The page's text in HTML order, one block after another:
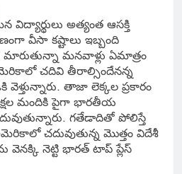
అత్యంత ఆసక్తి
వీసా కష్టాలు ఇబ్బంది
మారుతున్నా మనవాళ్లు ఏమాత్రం
చదివి తీరాల్సిందేనన్న
తాజా లెక్కల ప్రకారం
మందికి పైగా భారతీయ
గతేడాదితో పోలిస్తే
చదువుతున్న మొత్తం విదేశీ
వెనక్కి నెట్టి భారత్ టాప్ ప్లేస్